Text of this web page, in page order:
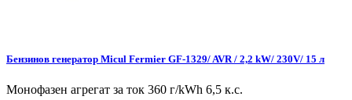
Бензинов генератор Micul Fermier GF-1329/ AVR / 2,2 kW/ 230V/ 15 л
Монофазен агрегат за ток 360 г/kWh 6,5 к.с.